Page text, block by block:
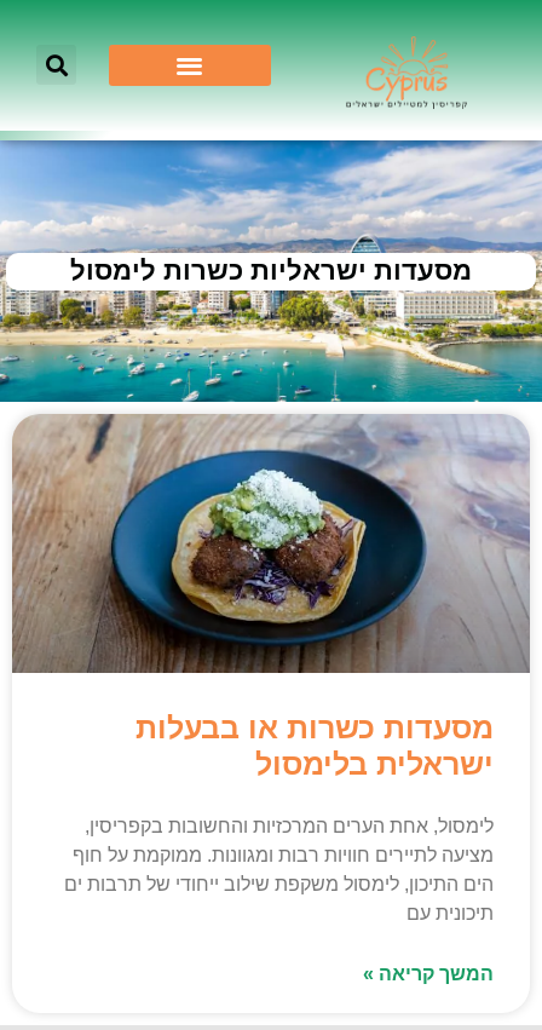
מסעדות ישראליות כשרות לימסול
מסעדות כשרות או בבעלות
ישראלית בלימסול
לימסול, אחת הערים המרכזיות והחשובות בקפריסין,
מציעה לתיירים חוויות רבות ומגוונות. ממוקמת על חוף
הים התיכון, לימסול משקפת שילוב ייחודי של תרבות ים
תיכונית עם
המשך קריאה »